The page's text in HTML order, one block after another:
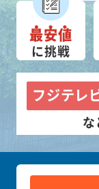
最安値
に挑戦
フジテレ
な